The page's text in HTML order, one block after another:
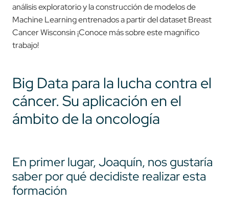
análisis exploratorio y la construcción de modelos de
Machine Learning entrenados a partir del dataset Breast
Cancer Wisconsin ¡Conoce más sobre este magnífico
trabajo!
Big Data para la lucha contra el
cáncer. Su aplicación en el
ámbito de la oncología
En primer lugar, Joaquín, nos gustaría
saber por qué decidiste realizar esta
formación